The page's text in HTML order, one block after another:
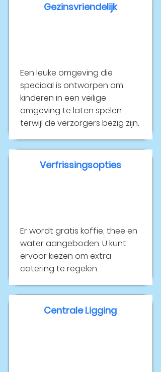
Gezinsvriendelijk
Een leuke omgeving die
speciaal is ontworpen om
kinderen in een veilige
omgeving te laten spelen
terwijl de verzorgers bezig zijn.
Verfrissingsopties
Er wordt gratis koffie, thee en
water aangeboden. U kunt
ervoor kiezen om extra
catering te regelen.
Centrale Ligging